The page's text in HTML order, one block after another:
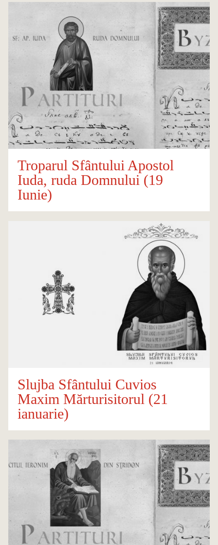
Troparul Sfântului Apostol
Iuda, ruda Domnului (19
Iunie)
Slujba Sfântului Cuvios
Maxim Mărturisitorul (21
ianuarie)